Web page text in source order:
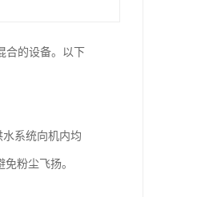
合的设备。以下
系统向机内均
粉尘飞扬。